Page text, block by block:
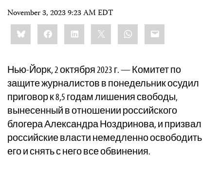
November 3, 2023 9:23 AM EDT
Share
this:BlueskyFacebookLinkedIn WhatsApp
Email
Нью-Йорк, 2 октября 2023 г. — Комитет по
защите журналистов в понедельник осудил
приговор к 8,5 годам лишения свободы,
вынесенный в отношении российского
блогера Александра Ноздринова, и призвал
российские власти немедленно освободить
его и снять с него все обвинения.